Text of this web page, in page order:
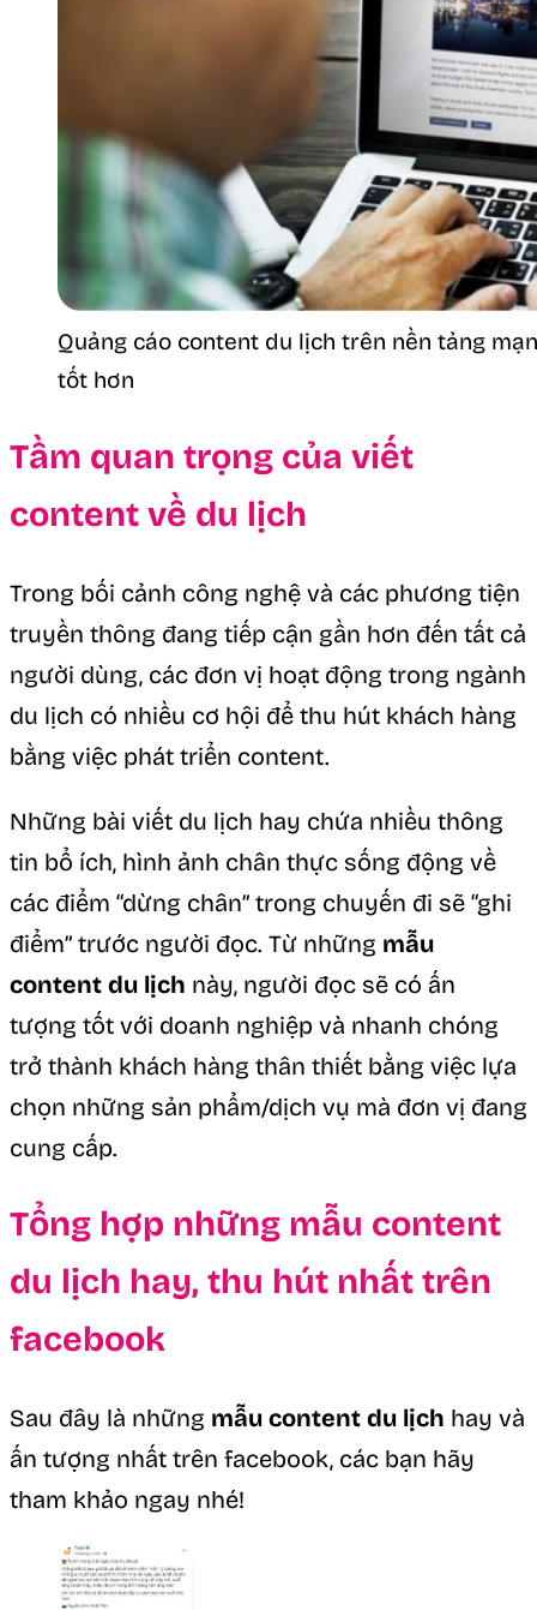
Quảng cáo content du lịch trên nền tảng
tốt hơn
Tầm quan trọng của viết
content về du lịch
Trong bối cảnh công nghệ và các phương tiện
truyền thông đang tiếp cận gần hơn đến tất cả
người dùng, các đơn vị hoạt động trong ngành
du lịch có nhiều cơ hội để thu hút khách hàng
bằng việc phát triển content.
Những bài viết du lịch hay chứa nhiều thông
tin bổ ích, hình ảnh chân thực sống động về
các điểm “dừng chân” trong chuyến đi sẽ “ghi
điểm” trước người đọc. Từ những mẫu
content du lịch này, người đọc sẽ có ấn
tượng tốt với doanh nghiệp và nhanh chóng
trở thành khách hàng thân thiết bằng việc lựa
chọn những sản phẩm/dịch vụ mà đơn vị đang
cung cấp.
Tổng hợp những mẫu content
du lịch hay, thu hút nhất trên
facebook
Sau đây là những mẫu content du lịch hay và
ấn tượng nhất trên facebook, các bạn hãy
tham khảo ngay nhé!